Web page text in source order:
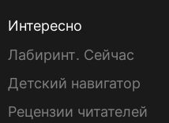
Интересно
Лабиринт. Сейчас
Детский навигатор
Рецензии читателей